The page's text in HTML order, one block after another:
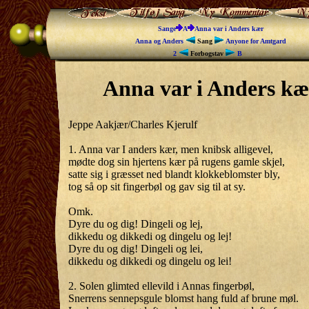
Sange A
Anna var i Anders kær
Anna og Anders
Sang
Anyone for Amtgard
2
Forbogstav B
Anna var i Anders
Jeppe Aakjær/Charles Kjerulf
1. Anna var I anders kær, men knibsk alligevel,
mødte dog sin hjertens kær på rugens gamle skjel,
satte sig i græsset ned blandt klokkeblomster bly,
tog så op sit fingerbøl og gav sig til at sy.
Omk.
Dyre du og dig! Dingeli og lej,
dikkedu og dikkedi og dingelu og lej!
Dyre du og dig! Dingeli og lei,
dikkedu og dikkedi og dingelu og lei!
2. Solen glimted ellevild i Annas fingerbøl,
Snerrens sennepsgule blomst hang fuld af brune møl.